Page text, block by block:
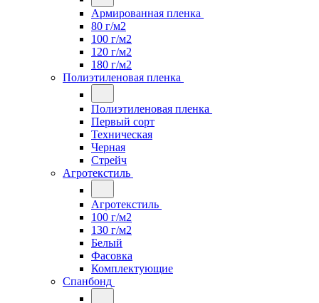
Армированная пленка
80 г/м2
100 г/м2
120 г/м2
180 г/м2
Полиэтиленовая пленка
Полиэтиленовая пленка
Первый сорт
Техническая
Черная
Стрейч
Агротекстиль
Агротекстиль
100 г/м2
130 г/м2
Белый
Фасовка
Комплектующие
Спанбонд